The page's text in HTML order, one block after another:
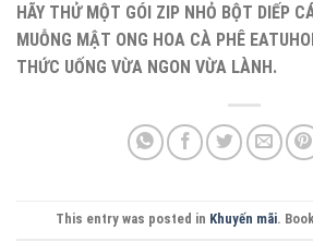
HÃY THỬ MỘT GÓI ZIP NHỎ BỘT DIẾP
MUỖNG MẬT ONG HOA CÀ PHÊ
THỨC UỐNG VỪA NGON VỪA LÀNH.
This entry was posted in Khuyến mãi.